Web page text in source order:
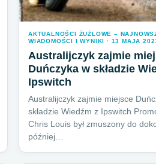
AKTUALNOŚCI ŻUŻLOWE –
WIADOMOŚCI I WYNIKI · 13 MAJA
Australijczyk zajmie
Duńczyka w składzie
Ipswitch
Australijczyk zajmie miejsce
składzie Wiedźm z Ipswitch
Chris Louis był zmuszony do
później…